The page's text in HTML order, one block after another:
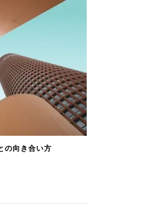
の向き合い方